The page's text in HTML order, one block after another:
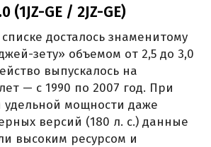
(1JZ-GE / 2JZ-GE)
досталось знаменитому
зету» объемом от 2,5 до 3,0
выпускалось на
— с 1990 по 2007 год. При
удельной мощности даже
версий (180 л. с.) данные
высоким ресурсом и